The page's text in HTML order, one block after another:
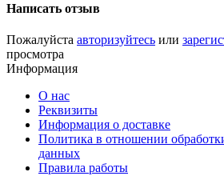
Написать отзыв
Пожалуйста авторизуйтесь или
просмотра
Информация
О нас
Реквизиты
Информация о доставке
Политика в отношении
данных
Правила работы